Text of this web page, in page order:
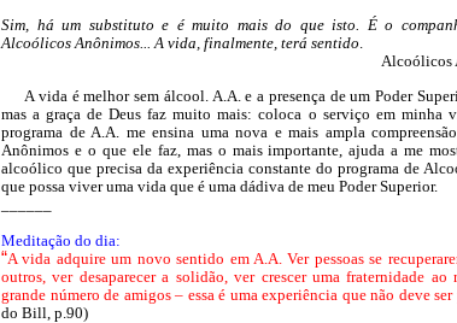
Sim, há um substituto e é muito mais do que isto. É o
Alcoólicos Anônimos... A vida, finalmente, terá sentido.
Alcoólicos
A vida é melhor sem álcool. A.A. e a presença de um Poder
mas a graça de Deus faz muito mais: coloca o serviço em minha
programa de A.A. me ensina uma nova e mais ampla
Anônimos e o que ele faz, mas o mais importante, ajuda a me
alcoólico que precisa da experiência constante do programa de
que possa viver uma vida que é uma dádiva de meu Poder Superior.
Meditação do dia:
“A vida adquire um novo sentido em A.A. Ver pessoas se
outros, ver desaparecer a solidão, ver crescer uma fraternidade
grande número de amigos – essa é uma experiência que não deve
do Bill, p.90)